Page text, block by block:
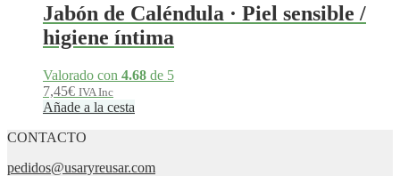
Jabón de Caléndula · Piel sensible /
higiene íntima
Valorado con 4.68 de 5
7,45€ IVA Inc
Añade a la cesta
CONTACTO
pedidos@usaryreusar.com